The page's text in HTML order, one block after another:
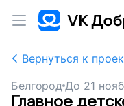
Вернуться к
Белгород До 21
Главное